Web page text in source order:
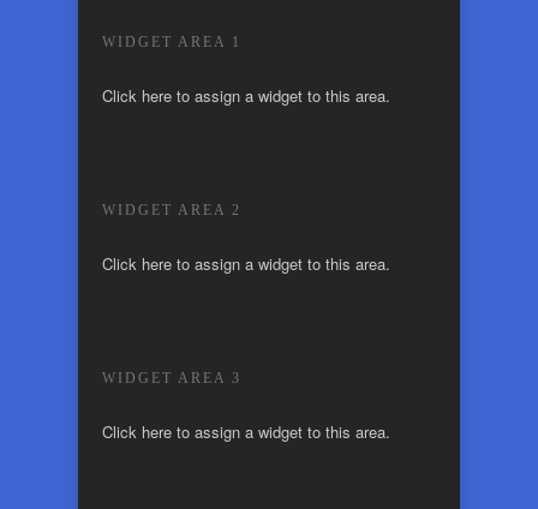
WIDGET AREA 1
Click here to assign a widget to this area.
WIDGET AREA 2
Click here to assign a widget to this area.
WIDGET AREA 3
Click here to assign a widget to this area.